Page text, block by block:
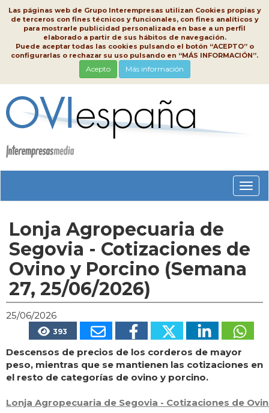
Las páginas web de Grupo Interempresas utilizan Cookies propias y
de terceros con fines técnicos y funcionales, con fines analíticos y
para mostrarle publicidad personalizada en base a un perfil
elaborado a partir de sus hábitos de navegación.
Puede aceptar todas las cookies pulsando el botón “ACEPTO” o
configurarlas o rechazar su uso pulsando en “MÁS INFORMACIÓN”.
Acepto Más información
Lonja Agropecuaria de
Segovia - Cotizaciones de
Ovino y Porcino (Semana
27, 25/06/2026)
25/06/2026
393
Descensos de precios de los corderos de mayor
peso, mientras que se mantienen las cotizaciones en
el resto de categorías de ovino y porcino.
Lonja Agropecuaria de Segovia - Cotizaciones de